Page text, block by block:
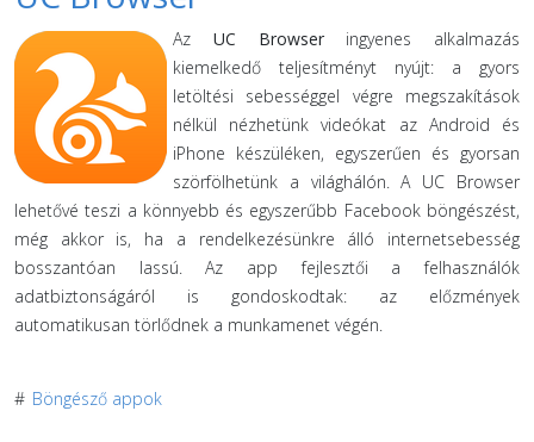
Az UC Browseringyenes alkalmazás
kiemelkedő teljesítményt nyújt: a gyors
letöltési sebességgel végre megszakítások
nélkül nézhetünk videókat az Android és
iPhone készüléken, egyszerűen és gyorsan
szörfölhetünk a világhálón. A UC Browser
lehetővé teszi a könnyebb és egyszerűbb Facebook böngészést,
még akkor is, ha a rendelkezésünkre álló internetsebesség
bosszantóan lassú. Az app fejlesztői a felhasználók
adatbiztonságáról is gondoskodtak: az előzmények
automatikusan törlődnek a munkamenet végén.
# Böngésző appok